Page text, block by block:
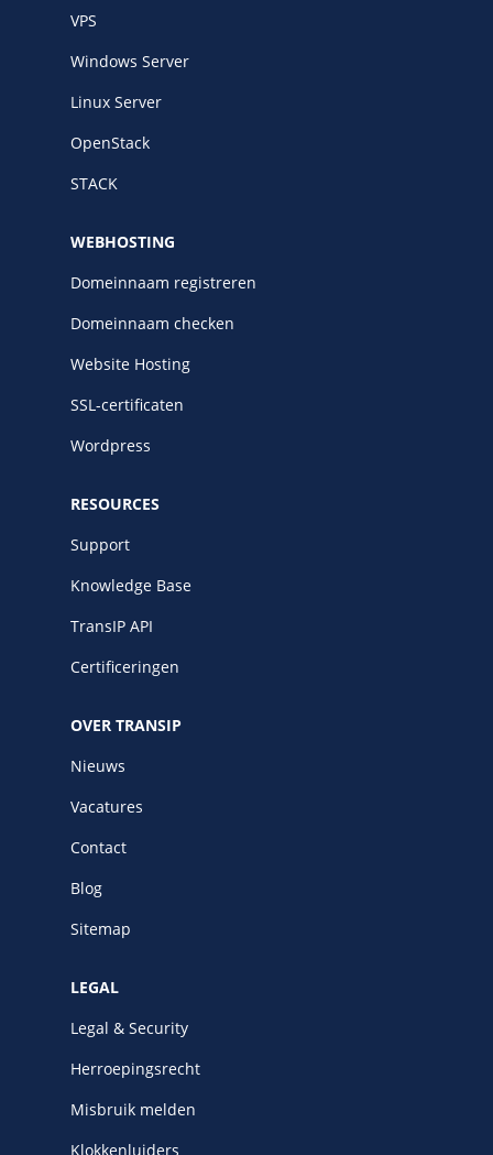
VPS
Windows Server
Linux Server
OpenStack
STACK
WEBHOSTING
Domeinnaam registreren
Domeinnaam checken
Website Hosting
SSL-certificaten
Wordpress
RESOURCES
Support
Knowledge Base
TransIP API
Certificeringen
OVER TRANSIP
Nieuws
Vacatures
Contact
Blog
Sitemap
LEGAL
Legal & Security
Herroepingsrecht
Misbruik melden
Klokkenluiders